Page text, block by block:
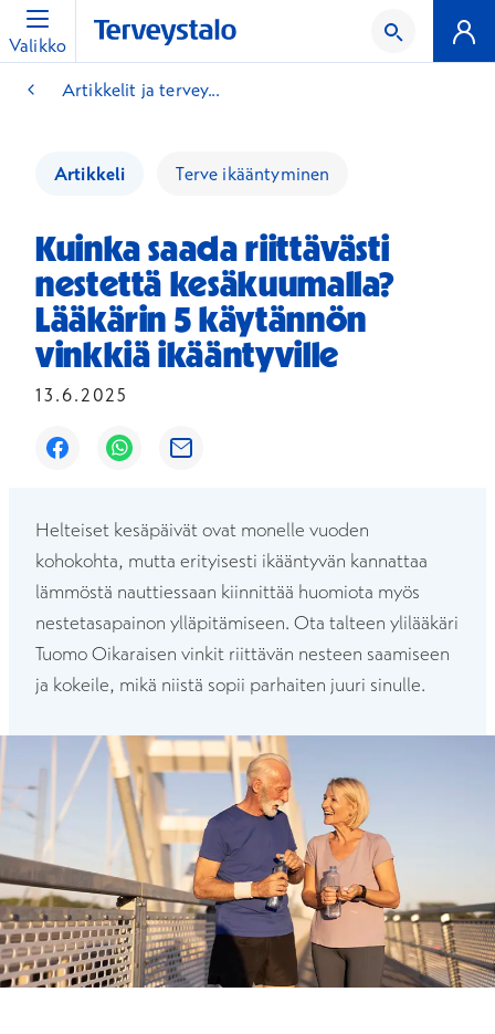
Valikko
Artikkelit ja tervey...
Artikkeli Terve ikääntyminen
Kuinka saada riittävästi
nestettä kesäkuumalla?
Lääkärin 5 käytännön
vinkkiä ikääntyville
13.6.2025
Avautuu uuteen ikkunaan
Avautuu uuteen ikkunaan
Avautuu uuteen ikkunaan
Helteiset kesäpäivät ovat monelle vuoden
kohokohta, mutta erityisesti ikääntyvän kannattaa
lämmöstä nauttiessaan kiinnittää huomiota myös
nestetasapainon ylläpitämiseen. Ota talteen ylilääkäri
Tuomo Oikaraisen vinkit riittävän nesteen saamiseen
ja kokeile, mikä niistä sopii parhaiten juuri sinulle.